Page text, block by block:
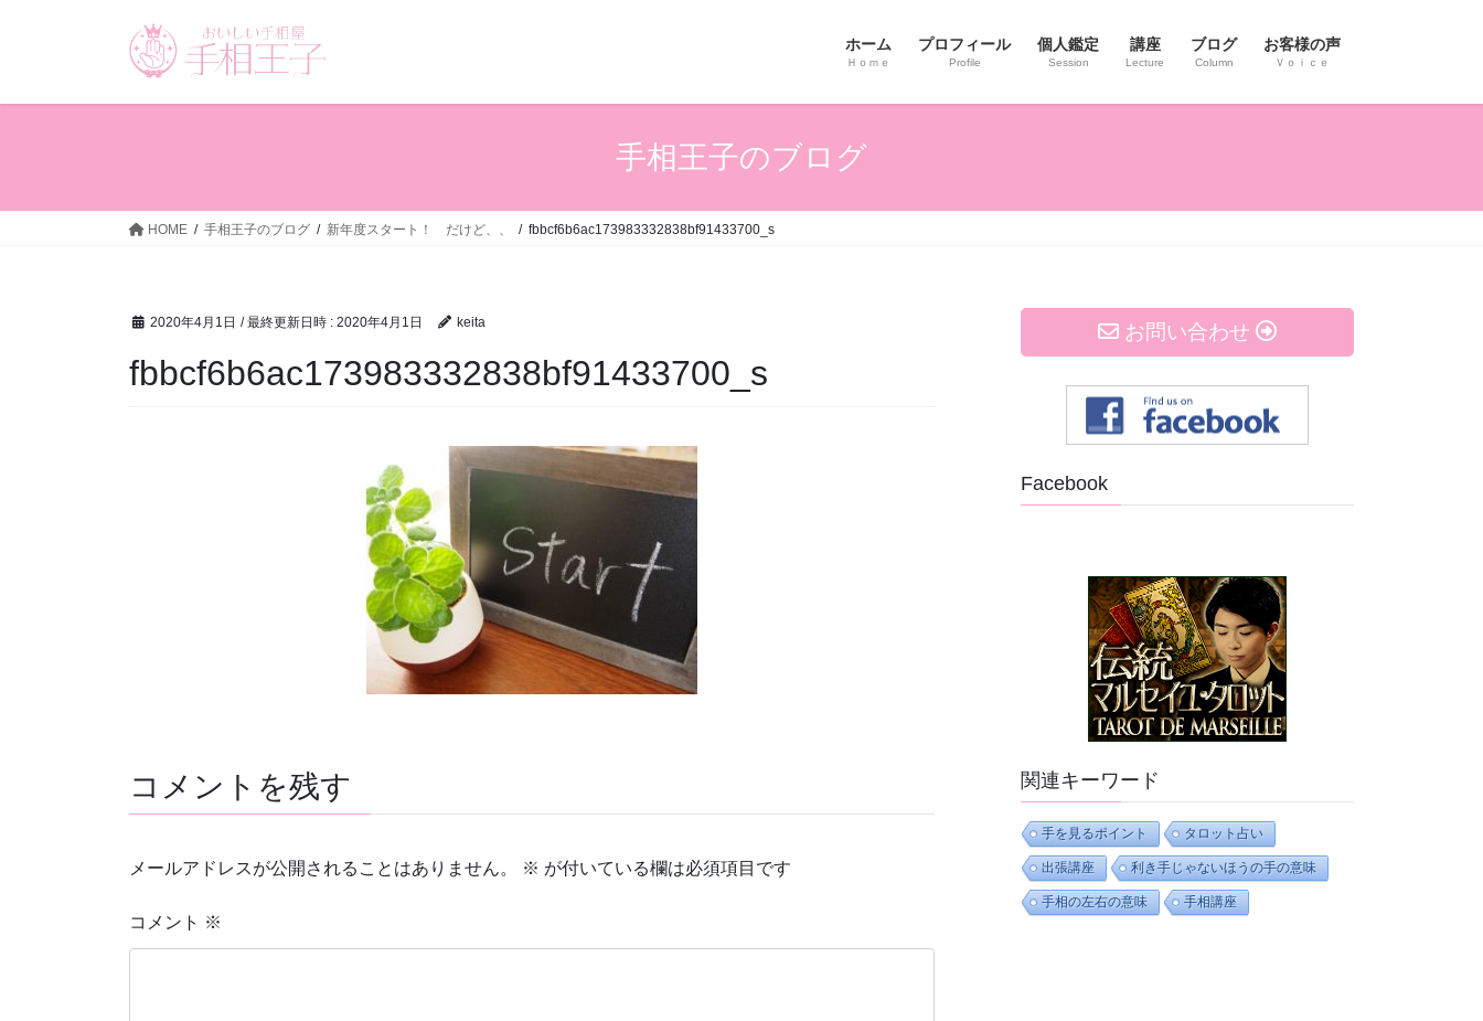
ホーム
Ｈｏｍｅ
プロフィール
Profile
個人鑑定
Session
講座
Lecture
ブログ
Column
お客様の声
Ｖｏｉｃｅ
手相王子のブログ
HOME 手相王子のブログ 新年度スタート！ だけど、、 fbbcf6b6ac173983332838bf91433700_s
2020年4月1日 / 最終更新日時 : 2020年4月1日 keita
fbbcf6b6ac173983332838bf91433700_s
コメントを残す
メールアドレスが公開されることはありません。 ※ が付いている欄は必須項目です
コメント ※
お問い合わせ
Facebook
関連キーワード
手を見るポイント タロット占い
出張講座 利き手じゃないほうの手の意味
手相の左右の意味 手相講座